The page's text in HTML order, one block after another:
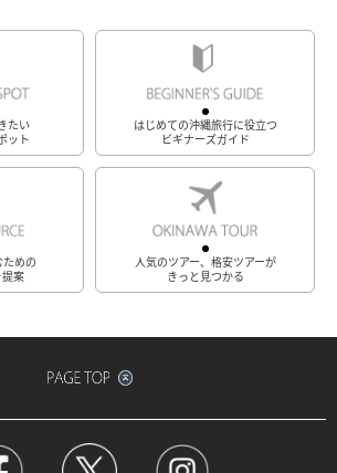
たい
ット
はじめての沖縄旅行に役立つ
ビギナーズガイド
めの
案
人気のツアー、格安ツアーが
きっと見つかる